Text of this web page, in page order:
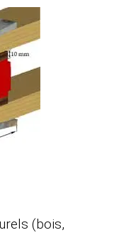
(bois,